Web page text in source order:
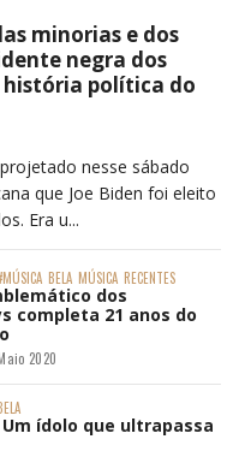
minorias e dos
negra dos
história política do
nesse sábado
que Joe Biden foi eleito
Era u...
BELA MÚSICA RECENTES
dos
completa 21 anos do
2020
ídolo que ultrapassa